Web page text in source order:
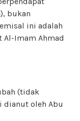
bukan
ini adalah
Imam Ahmad
(tidak
dianut oleh Abu